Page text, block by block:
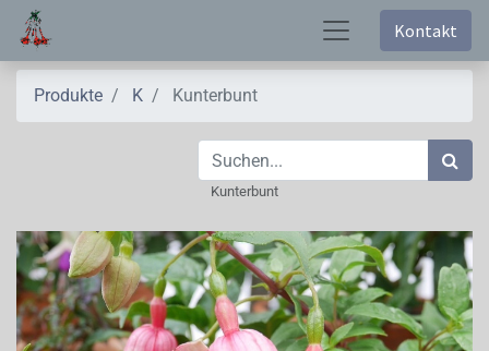
Kontakt
Produkte K Kunterbunt
Kunterbunt